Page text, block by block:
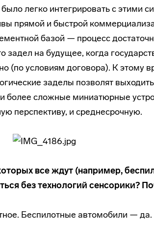
легко интегрировать с этими
прямой и быстрой
базой — процесс
задел на будущее, когда
(по условиям договора). К этому
заделы позволят
более сложные миниатюрные
перспективу, и среднесрочную.
все ждут (например,
без технологий сенсорики?
Беспилотные автомобили — да.